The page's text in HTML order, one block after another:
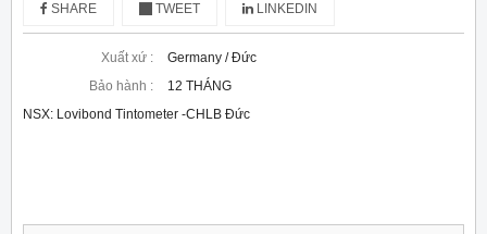
SHARE TWEET LINKEDIN
Xuất xứ :
Germany / Đức
Bảo hành :
12 THÁNG
NSX: Lovibond Tintometer -CHLB Đức